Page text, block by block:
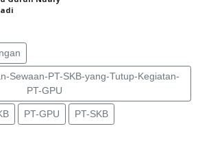
Sewaan-PT-SKB-yang-Tutup-Kegiatan-
PT-GPU
PT-GPU PT-SKB